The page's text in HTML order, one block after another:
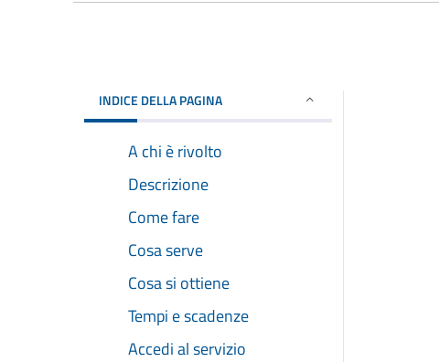
INDICE DELLA PAGINA
A chi è rivolto
Descrizione
Come fare
Cosa serve
Cosa si ottiene
Tempi e scadenze
Accedi al servizio